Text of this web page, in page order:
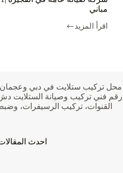
مباني
اقرأ المزيد
شركة
صيانة
مباني
محل تركيب ستلايت في دبي
رقم فني تركيب وصيانة الستلايت
القنوات، تركيب الرسيفرات،
احدث